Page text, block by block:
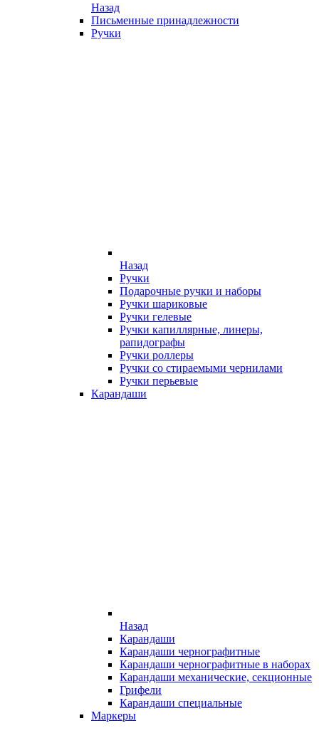
Назад
Письменные принадлежности
Ручки
Назад
Ручки
Подарочные ручки и наборы
Ручки шариковые
Ручки гелевые
Ручки капиллярные, линеры,
рапидографы
Ручки роллеры
Ручки со стираемыми чернилами
Ручки перьевые
Карандаши
Назад
Карандаши
Карандаши чернографитные
Карандаши чернографитные в наборах
Карандаши механические, секционные
Грифели
Карандаши специальные
Маркеры